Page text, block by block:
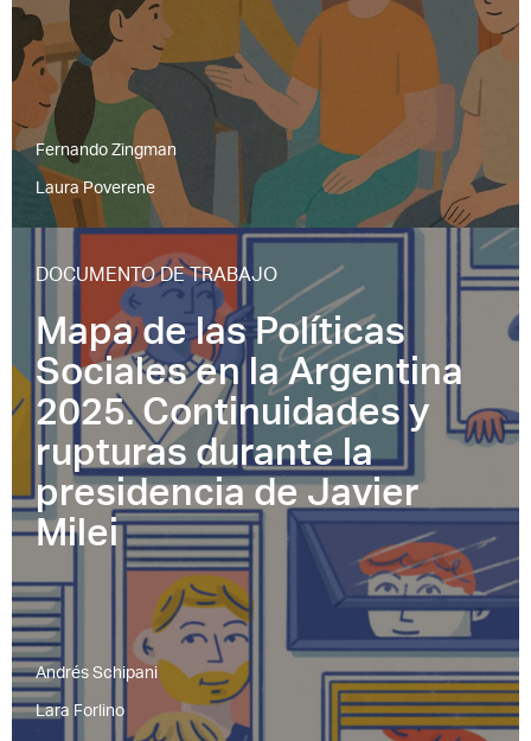
Fernando Zingman
Laura Poverene
DOCUMENTO DE TRABAJO
Mapa de las Políticas
Sociales en la Argentina
2025. Continuidades y
rupturas durante la
presidencia de Javier
Milei
Andrés Schipani
Lara Forlino